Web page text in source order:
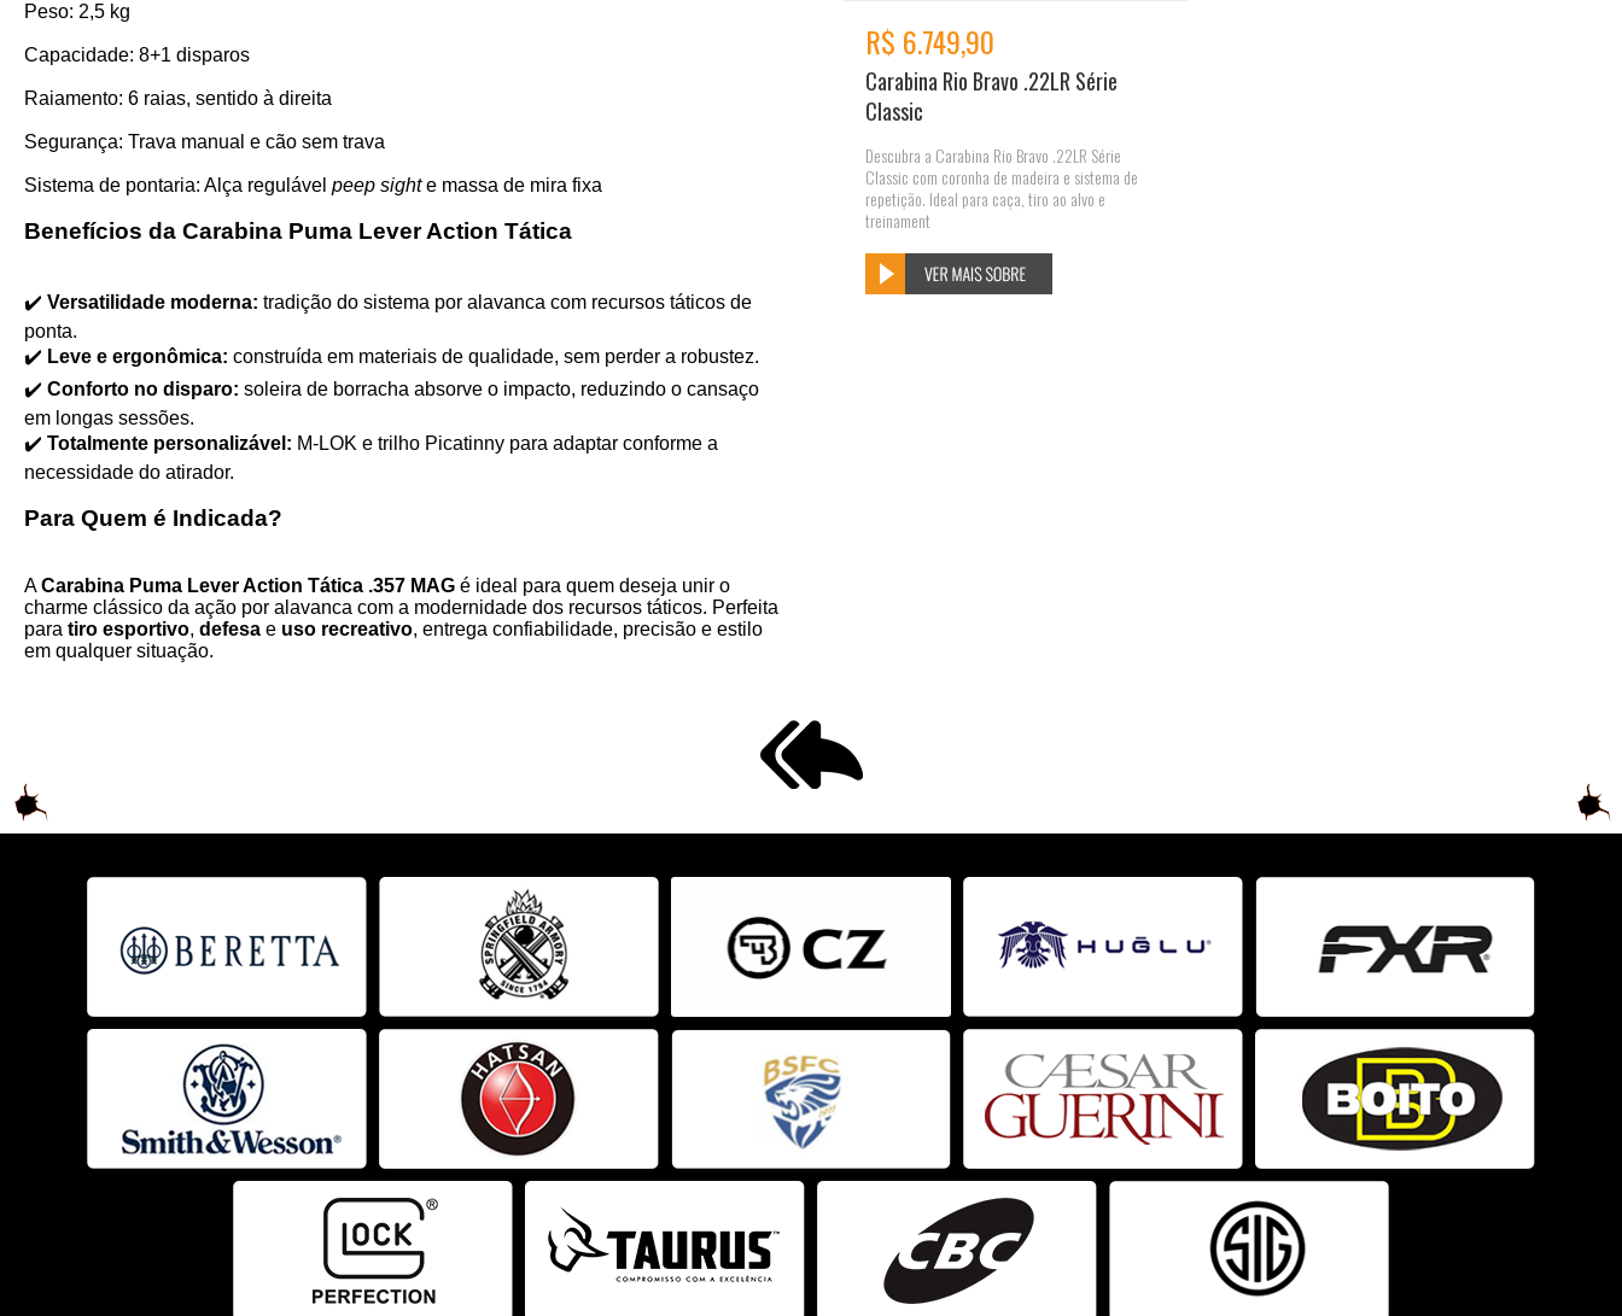
Peso: 2,5 kg
Capacidade: 8+1 disparos
Raiamento: 6 raias, sentido à direita
Segurança: Trava manual e cão sem trava
Sistema de pontaria: Alça regulável peep sighte massa de mira fixa
Benefícios da Carabina Puma Lever Action Tática
✔️ Versatilidade moderna: tradição do sistema por alavanca com recursos táticos de
ponta.
✔️ Leve e ergonômica: construída em materiais de qualidade, sem perder a robustez.
✔️ Conforto no disparo: soleira de borracha absorve o impacto, reduzindo o cansaço
em longas sessões.
✔️ Totalmente personalizável: M-LOK e trilho Picatinny para adaptar conforme a
necessidade do atirador.
Para Quem é Indicada?
ACarabina Puma Lever Action Tática .357 MAG é ideal para quem deseja unir o
charme clássico da ação por alavanca com a modernidade dos recursos táticos. Perfeita
para tiro esportivo, defesa e uso recreativo, entrega confiabilidade, precisão e estilo
em qualquer situação.
R$ 6.749,90
Carabina Rio Bravo .22LR Série
Classic
Descubra a Carabina Rio Bravo .22LR Série
Classic com coronha de madeira e sistema de
repetição. Ideal para caça, tiro ao alvo e
treinament